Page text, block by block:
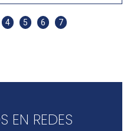
4 5 6 7
EN REDES